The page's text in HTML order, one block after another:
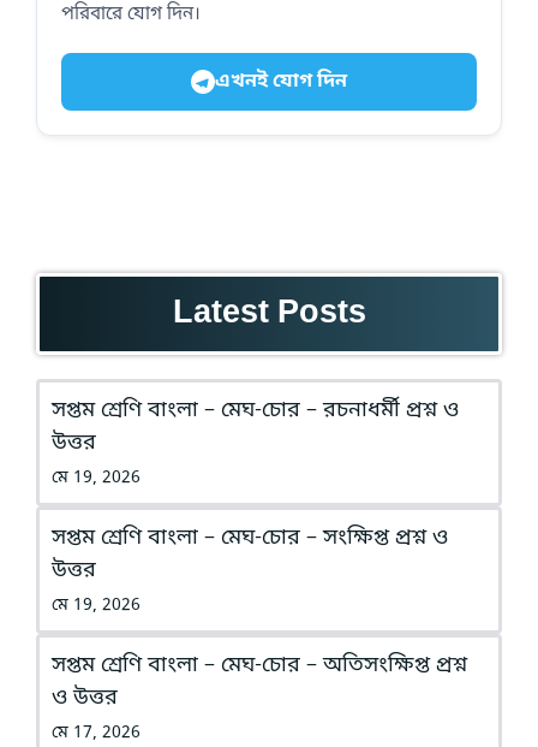
পরিবারে যোগ দিন।
এখনই যোগ দিন
Latest Posts
সপ্তম শ্রেণি বাংলা – মেঘ-চোর – রচনাধর্মী প্রশ্ন ও
উত্তর
মে 19, 2026
সপ্তম শ্রেণি বাংলা – মেঘ-চোর – সংক্ষিপ্ত প্রশ্ন ও
উত্তর
মে 19, 2026
সপ্তম শ্রেণি বাংলা – মেঘ-চোর – অতিসংক্ষিপ্ত প্রশ্ন
ও উত্তর
মে 17, 2026